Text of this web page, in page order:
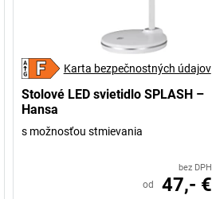
Karta bezpečnostných údajov
Stolové LED svietidlo SPLASH –
Hansa
s možnosťou stmievania
bez DPH
od 47,- €